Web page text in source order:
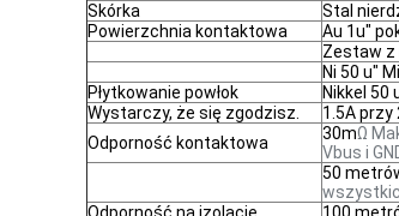
Skórka
Stal
Powierzchnia kontaktowa
Au 1u"
Zestaw z
Ni 50 u"
Płytkowanie powłok
Nikkel 50
Wystarczy, że się zgodzisz.
1.5A przy
Odporność kontaktowa
30mΩ
Vbus i
50